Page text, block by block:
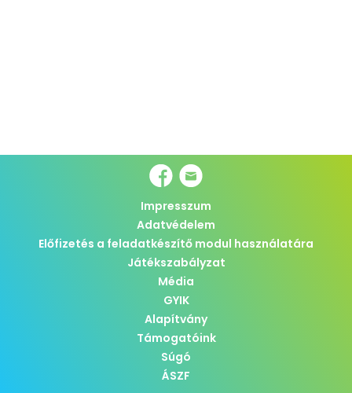
Impresszum
Adatvédelem
Előfizetés a feladatkészítő modul használatára
Játékszabályzat
Média
GYIK
Alapítvány
Támogatóink
Súgó
ÁSZF